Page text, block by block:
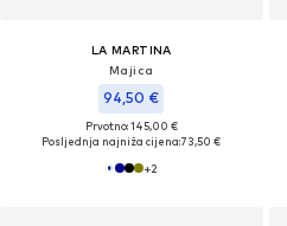
LA MARTINA
Majica
94,50 €
Prvotno: 145,00 €
Posljednja najniža cijena:73,50 €
+2